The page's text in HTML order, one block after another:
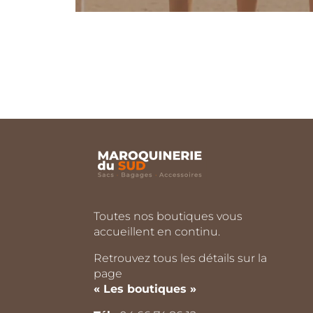
Toutes nos boutiques vous
accueillent en continu.
Retrouvez tous les détails sur la
page
« Les boutiques »